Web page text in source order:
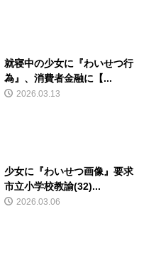
就寝中の少女に『わいせつ行
為』、消費者金融に【...
2026.03.13
少女に『わいせつ画像』要求
市立小学校教諭(32)...
2026.03.06